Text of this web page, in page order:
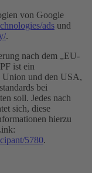
von Google
ads und
.
nach dem „EU-
ist ein
Union und den USA,
bei
soll. Jedes nach
sich, diese
hierzu
5780.